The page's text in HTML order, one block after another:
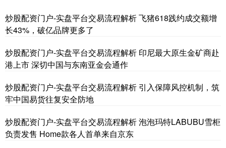
炒股配资门户-实盘平台交易流程解析 飞猪618践约成交额增
长43%，破亿品牌更多了
炒股配资门户-实盘平台交易流程解析 印尼最大原生金矿商赴
港上市 深切中国与东南亚金会通作
炒股配资门户-实盘平台交易流程解析 引入保障风控机制，筑
牢中国易货往复安全防地
炒股配资门户-实盘平台交易流程解析 泡泡玛特LABUBU雪柜
负责发售 Home款各人首单来自京东